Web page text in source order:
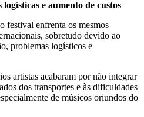
e aumento de custos
festival enfrenta os mesmos
sobretudo devido ao
problemas logísticos e
artistas acabaram por não integrar
dos transportes e às dificuldades
de músicos oriundos do